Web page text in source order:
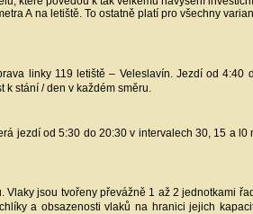
A na letiště. To ostatně platí pro všechny
linky 119 letiště – Veleslavín. Jezdí od
k stání / den v každém směru.
jezdí od 5:30 do 20:30 v intervalech 30, 15 a
jsou tvořeny převážně 1 až 2 jednotkami
a obsazenosti vlaků na hranici jejich